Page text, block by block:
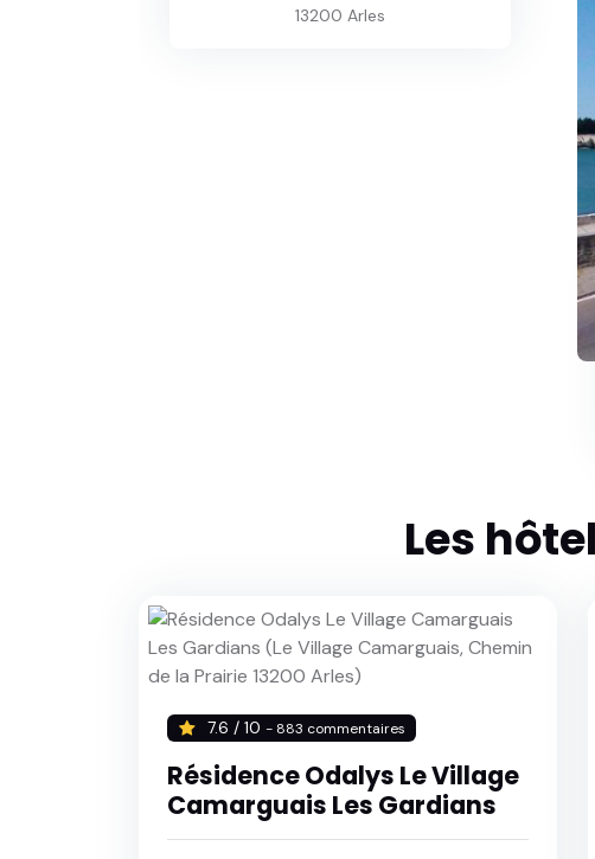
13200 Arles
Les
7.6 / 10 - 883 commentaires
Résidence Odalys Le Village
Camarguais Les Gardians